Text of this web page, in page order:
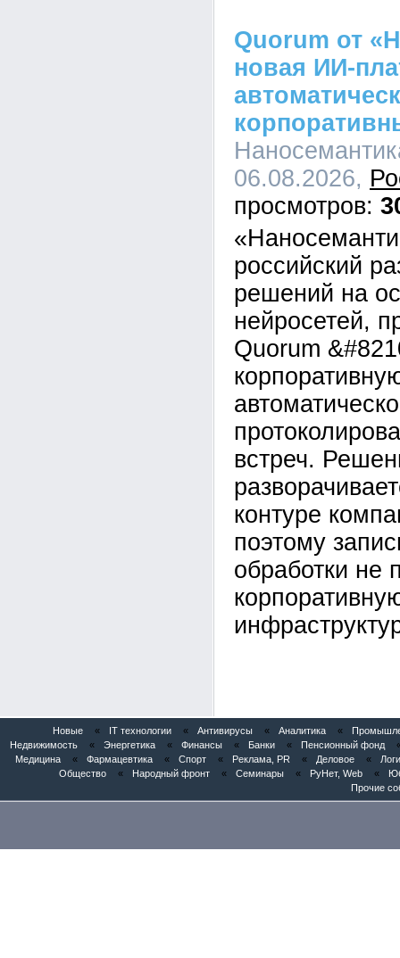
Quorum от
новая ИИ-
06.08.2026,
российский
решений на
нейросетей,
Quorum
встреч.
контуре
поэтому
обработки не
Новые « IT технологии « Антивирусы « Аналитика «
Недвижимость
« Энергетика « Финансы « Банки « Пенсионный фонд
Медицина
« Фармацевтика « Спорт « Реклама, PR « Деловое «
Общество
« Народный фронт « Семинары « РуНет, Web «
Прочие